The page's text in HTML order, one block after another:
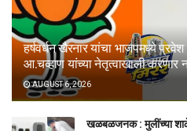
हर्षवर्धन खैरनार यांचा भाजपमध्ये
आ.चव्हाण यांच्या नेतृत्वाखाली करणार
AUGUST 6, 2026
खळबळजनक : मुलींच्या